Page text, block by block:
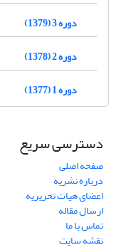
دوره 3 (1379)
دوره 2 (1378)
دوره 1 (1377)
دسترسی سریع
صفحه اصلی
درباره نشریه
اعضای هیات تحریریه
ارسال مقاله
تماس با ما
نقشه سایت